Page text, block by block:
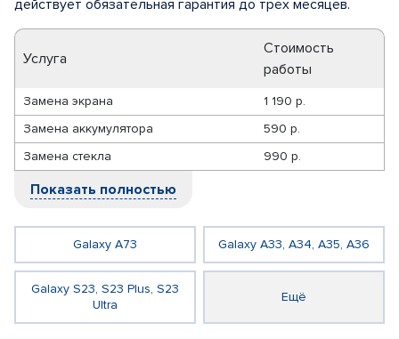
действует обязательная гарантия до трёх месяцев.
Услуга
Стоимость
работы
Замена экрана
1 190 р.
Замена аккумулятора
590 р.
Замена стекла
990 р.
Показать полностью
Galaxy A73 Galaxy A33, A34, A35, A36
Galaxy S23, S23 Plus, S23
Ultra
Ещё